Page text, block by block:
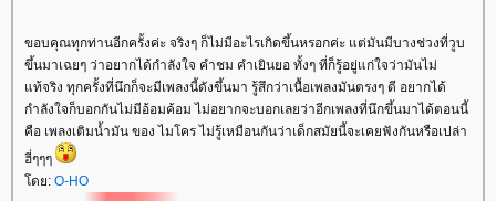
ขอบคุณทุกท่านอีกครั้งค่ะ จริงๆ ก็ไม่มีอะไรเกิดขึ้นหรอกค่ะ แต่มันมีบางช่วงที่วูบ
ขึ้นมาเฉยๆ ว่าอยากได้กำลังใจ คำชม คำเยินยอ ทั้งๆ ที่ก็รู้อยู่แก่ใจว่ามันไม่
ท้จริง ทุกครั้งที่นึกก็จะมีเพลงนี้ดังขึ้นมา รู้สึกว่าเนื้อเพลงมันตรงๆ ดี อยากได้
กำลังใจก็บอกกันไม่มีอ้อมค้อม ไม่อยากจะบอกเลยว่าอีกเพลงที่นึกขึ้นมาได้ตอนนี้
คือ เพลงเติมน้ำมัน ของ ไมโคร ไม่รู้เหมือนกันว่าเด็กสมัยนี้จะเคยฟังกันหรือเปล่า
ฮี่ๆๆๆ
ดย: O-HO